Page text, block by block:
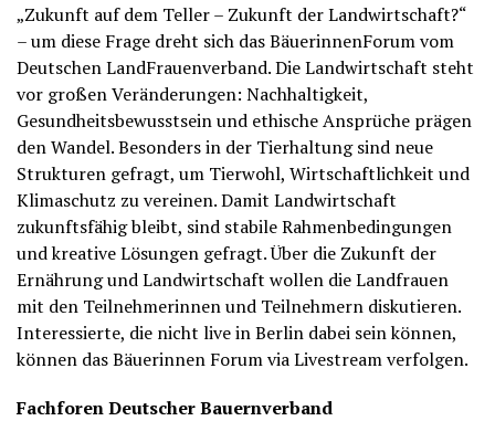
„Zukunft auf dem Teller – Zukunft der Landwirtschaft?“
– um diese Frage dreht sich das BäuerinnenForum vom
Deutschen LandFrauenverband. Die Landwirtschaft steht
vor großen Veränderungen: Nachhaltigkeit,
Gesundheitsbewusstsein und ethische Ansprüche prägen
den Wandel. Besonders in der Tierhaltung sind neue
Strukturen gefragt, um Tierwohl, Wirtschaftlichkeit und
Klimaschutz zu vereinen. Damit Landwirtschaft
zukunftsfähig bleibt, sind stabile Rahmenbedingungen
und kreative Lösungen gefragt. Über die Zukunft der
Ernährung und Landwirtschaft wollen die Landfrauen
mit den Teilnehmerinnen und Teilnehmern diskutieren.
Interessierte, die nicht live in Berlin dabei sein können,
können das Bäuerinnen Forum via Livestream verfolgen.
Fachforen Deutscher Bauernverband